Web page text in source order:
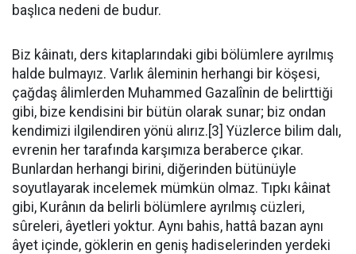
başlıca nedeni de budur.
Biz kâinatı, ders kitaplarındaki gibi bölümlere ayrılmış
halde bulmayız. Varlık âleminin herhangi bir köşesi,
çağdaş âlimlerden Muhammed Gazalînin de belirttiği
gibi, bize kendisini bir bütün olarak sunar; biz ondan
kendimizi ilgilendiren yönü alırız.[3] Yüzlerce bilim dalı,
evrenin her tarafında karşımıza beraberce çıkar.
Bunlardan herhangi birini, diğerinden bütünüyle
soyutlayarak incelemek mümkün olmaz. Tıpkı kâinat
gibi, Kurânın da belirli bölümlere ayrılmış cüzleri,
sûreleri, âyetleri yoktur. Aynı bahis, hattâ bazan aynı
âyet içinde, göklerin en geniş hadiselerinden yerdeki